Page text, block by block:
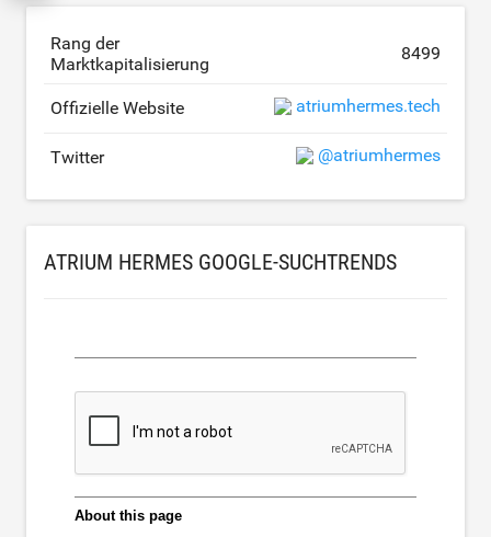
Rang der
Marktkapitalisierung
8499
Offizielle Website atriumhermes.tech
Twitter @atriumhermes
ATRIUM HERMES GOOGLE-SUCHTRENDS